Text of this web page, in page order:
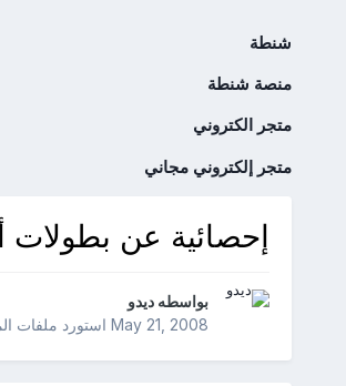
شنطة
منصة شنطة
متجر الكتروني
متجر إلكتروني مجاني
إحصائية عن بطولات
بواسطه ديدو
May 21, 2008استورد ملفات